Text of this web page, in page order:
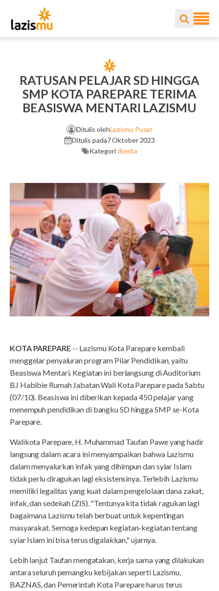
RATUSAN PELAJAR SD HINGGA
SMP KOTA PAREPARE TERIMA
BEASISWA MENTARI LAZISMU
Ditulis olehLazismu Pusat
Ditulis pada7 Oktober 2023
Kategori :Berita
KOTA PAREPARE-- Lazismu Kota Parepare kembali
menggelar penyaluran program Pilar Pendidikan, yaitu
Beasiswa Mentari. Kegiatan ini berlangsung di Auditorium
BJ Habibie Rumah Jabatan Wali Kota Parepare pada Sabtu
(07/10). Beasiswa ini diberikan kepada 450 pelajar yang
menempuh pendidikan di bangku SD hingga SMP se-Kota
Parepare.
Walikota Parepare, H. Muhammad Taufan Pawe yang hadir
langsung dalam acara ini menyampaikan bahwa Lazismu
dalam menyalurkan infak yang dihimpun dan syiar Islam
tidak perlu diragukan lagi eksistensinya. Terlebih Lazismu
memiliki legalitas yang kuat dalam pengelolaan dana zakat,
infak, dan sedekah (ZIS). "Tentunya kita tidak ragukan lagi
bagaimana Lazismu telah berbuat untuk kepentingan
masyarakat. Semoga kedepan kegiatan-kegiatan tentang
syiar Islam ini bisa terus digalakkan," ujarnya.
Lebih lanjut Taufan mengatakan, kerja sama yang dilakukan
antara seluruh pemangku kebijakan seperti Lazismu,
BAZNAS, dan Pemerintah Kota Parepare harus terus